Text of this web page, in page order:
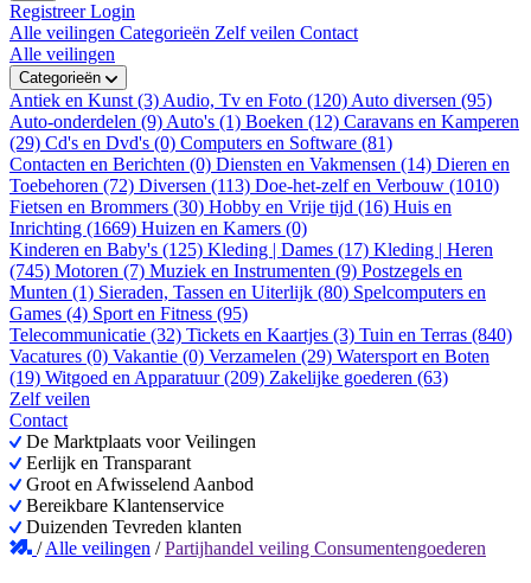
RegistreerLogin
Alle veilingen Categorieën Zelf veilen Contact
Alle veilingen
Categorieën
Antiek en Kunst (3) Audio, Tv en Foto (120) Auto diversen (95)
Auto-onderdelen (9) Auto's (1) Boeken (12) Caravans en Kamperen
(29) Cd's en Dvd's (0) Computers en Software (81)
Contacten en Berichten (0) Diensten en Vakmensen (14) Dieren en
Toebehoren (72) Diversen (113) Doe-het-zelf en Verbouw (1010)
Fietsen en Brommers (30) Hobby en Vrije tijd (16) Huis en
Inrichting (1669) Huizen en Kamers (0)
Kinderen en Baby's (125) Kleding | Dames (17) Kleding | Heren
(745) Motoren (7) Muziek en Instrumenten (9) Postzegels en
Munten (1) Sieraden, Tassen en Uiterlijk (80) Spelcomputers en
Games (4) Sport en Fitness (95)
Telecommunicatie (32) Tickets en Kaartjes (3) Tuin en Terras (840)
Vacatures (0) Vakantie (0) Verzamelen (29) Watersport en Boten
(19) Witgoed en Apparatuur (209) Zakelijke goederen (63)
Zelf veilen
Contact
De Marktplaats voor Veilingen
Eerlijk en Transparant
Groot en Afwisselend Aanbod
Bereikbare Klantenservice
Duizenden Tevreden klanten
/Alle veilingen /Partijhandel veiling Consumentengoederen